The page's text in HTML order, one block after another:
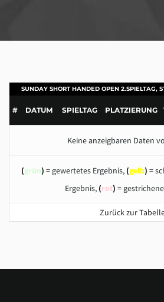
SUNDAY SHORT HANDED OPEN 2.SPIELTAG,
# DATUM SPIELTAG PLATZIERUNG
Keine anzeigbaren Daten
(grün) = gewertetes Ergebnis, (gelb) =
Ergebnis, (rot) =
Zurück zur